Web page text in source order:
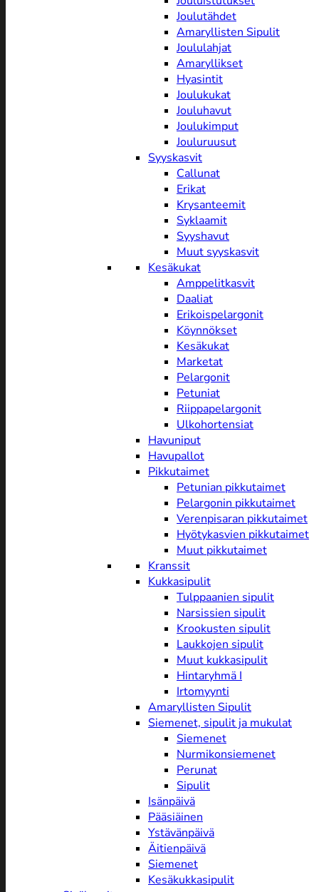
Joulutähdet
Amaryllisten Sipulit
Joululahjat
Amaryllikset
Hyasintit
Joulukukat
Jouluhavut
Joulukimput
Jouluruusut
Syyskasvit
Callunat
Erikat
Krysanteemit
Syklaamit
Syyshavut
Muut syyskasvit
Kesäkukat
Amppelitkasvit
Daaliat
Erikoispelargonit
Köynnökset
Kesäkukat
Marketat
Pelargonit
Petuniat
Riippapelargonit
Ulkohortensiat
Havuniput
Havupallot
Pikkutaimet
Petunian pikkutaimet
Pelargonin pikkutaimet
Verenpisaran pikkutaimet
Hyötykasvien pikkutaimet
Muut pikkutaimet
Kranssit
Kukkasipulit
Tulppaanien sipulit
Narsissien sipulit
Krookusten sipulit
Laukkojen sipulit
Muut kukkasipulit
Hintaryhmä I
Irtomyynti
Amaryllisten Sipulit
Siemenet, sipulit ja mukulat
Siemenet
Nurmikonsiemenet
Perunat
Sipulit
Isänpäivä
Pääsiäinen
Ystävänpäivä
Äitienpäivä
Siemenet
Kesäkukkasipulit